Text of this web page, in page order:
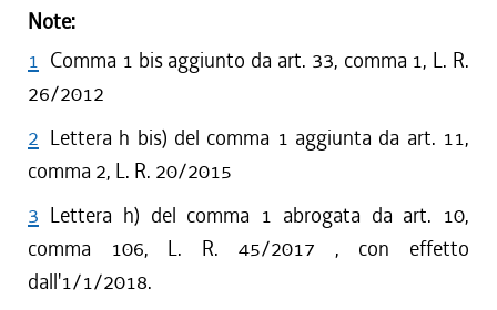
Note:
1 Comma 1 bis aggiunto da art. 33, comma 1, L. R.
26/2012
2 Lettera h bis) del comma 1 aggiunta da art. 11,
comma 2, L. R. 20/2015
3 Lettera h) del comma 1 abrogata da art. 10,
comma 106, L. R. 45/2017 , con effetto
dall'1/1/2018.